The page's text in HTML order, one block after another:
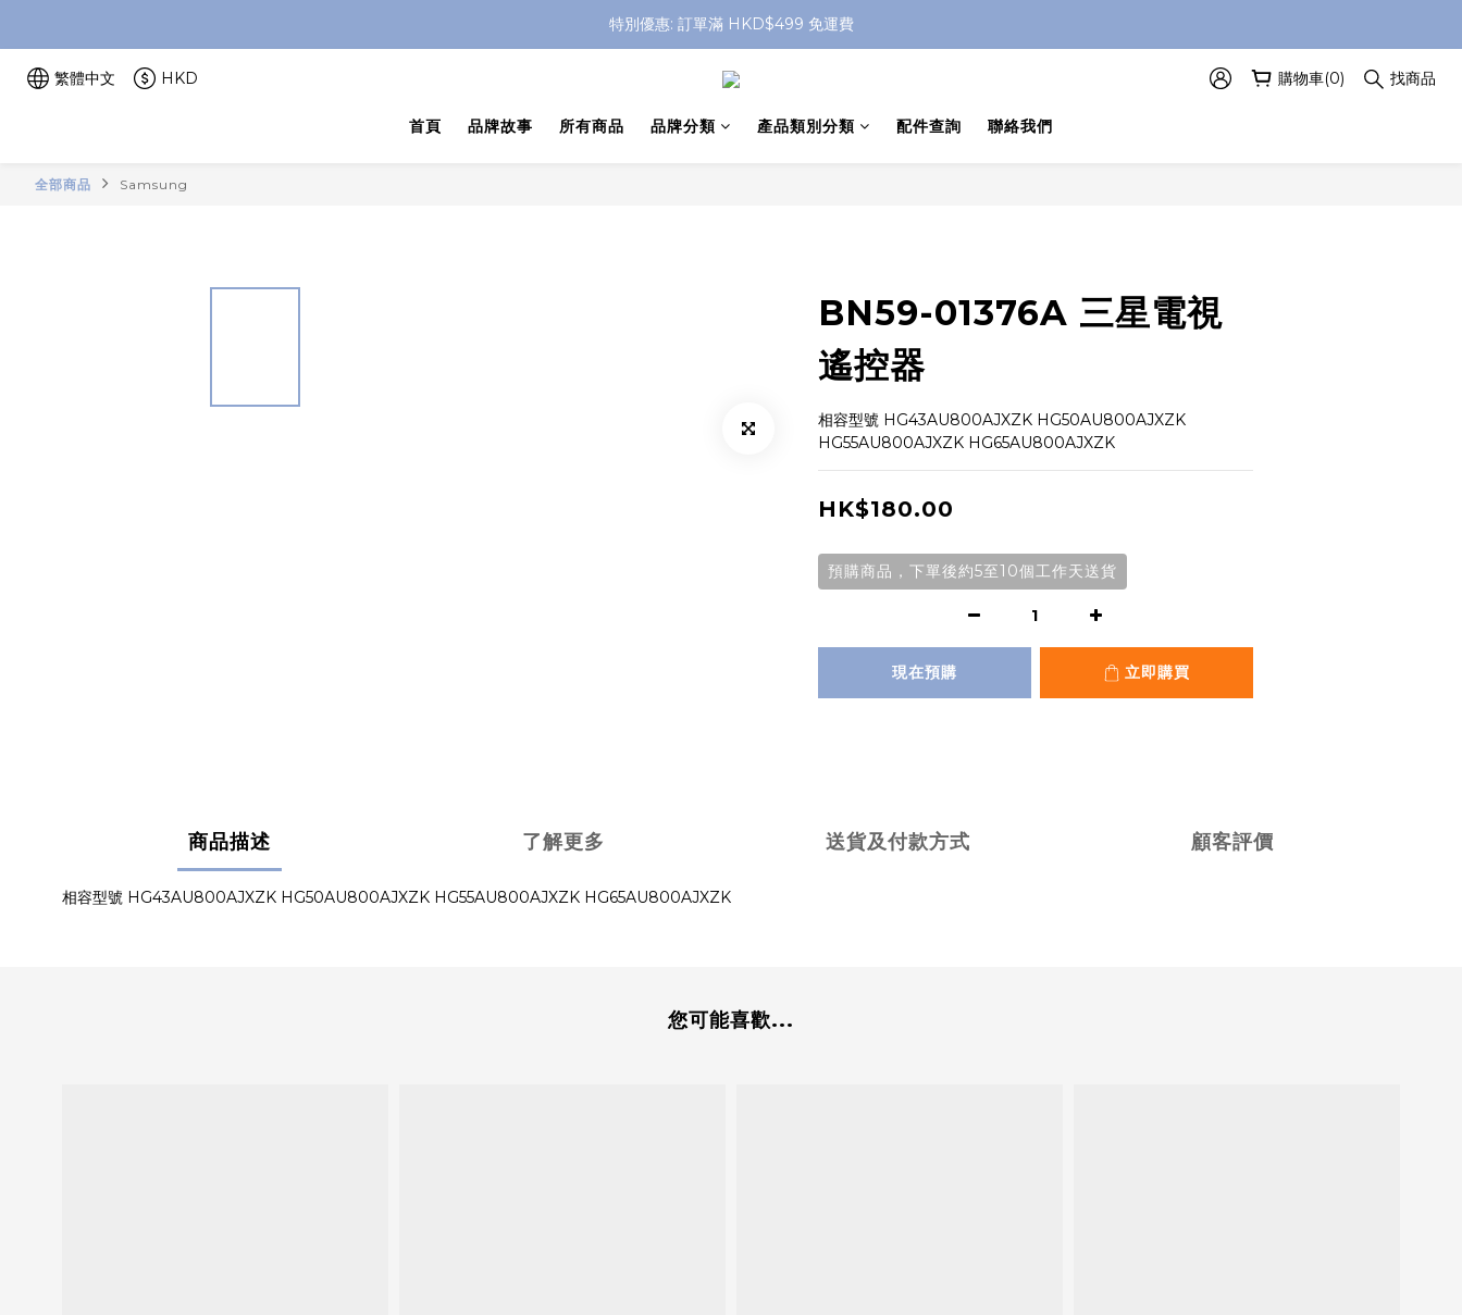
特別優惠: 訂單滿 HKD$499 免運費
特別優惠: 訂單滿 HKD$499 免運費
門店自取 任何消費免運費
特別優惠: 訂單滿 HKD$499 免運費
繁體中文 HKD 購物車(0) 找商品
首頁 品牌故事 所有商品 品牌分類 產品類別分類 配件查詢 聯絡我們
全部商品 Samsung
BN59-01376A 三星電視
遙控器
相容型號 HG43AU800AJXZK HG50AU800AJXZK
HG55AU800AJXZK HG65AU800AJXZK
HK$180.00
預購商品，下單後約5至10個工作天送貨
現在預購 立即購買
商品描述 了解更多 送貨及付款方式 顧客評價
相容型號 HG43AU800AJXZK HG50AU800AJXZK HG55AU800AJXZK HG65AU800AJXZK
您可能喜歡...